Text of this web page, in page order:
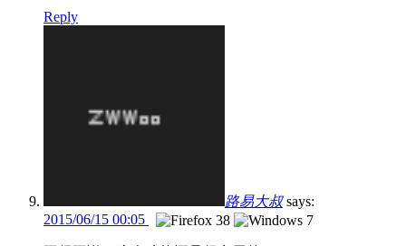
Reply
路易大叔 says:
2015/06/15 00:05